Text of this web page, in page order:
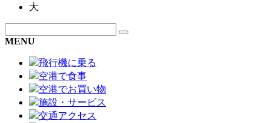
大
MENU
飛行機に乗る
空港で食事
空港でお買い物
施設・サービス
交通アクセス